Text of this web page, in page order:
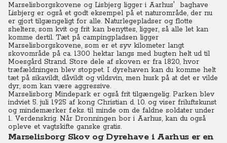
Marselisborgskovene og Lisbjerg ligger i Aarhus' baghave
Lisbjerg er også et godt eksempel på et naturområde, der nu
er gjort tilgængeligt for alle. Naturlegepladser og flotte
shelters, som kvit og frit kan benyttes, ligger, så alle let kan
komme dertil. Tæt på campingpladsen ligger
Marselisborgskovene, som er et syv kilometer langt
skovområde på ca. 1300 hektar langs med bugten helt ud til
Moesgård Strand. Store dele af skoven er fra 1820, hvor
træfældningen blev stoppet. I dyrehaven kan du komme helt
tæt på sikavildt, dåvildt og vildsvin, men husk på at det er vilde
dyr, som kan være aggressive.
Marselisborg Mindepark er også frit tilgængelig. Parken blev
indviet 5. juli 1925 af kong Christian d. 10. og viser friluftskunst
og mindemærker f.eks. til minde om de faldne soldater under
1. Verdenskrig. Når Dronningen bor i Aarhus, kan du også
opleve et vagtskifte ganske gratis.
Marselisborg Skov og Dyrehave i Aarhus er en